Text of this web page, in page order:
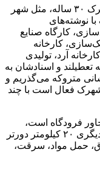
وارد شهرک صنعتی ایرانشهر می‌شویم؛ شهرک ۳۰ ساله، مثل شهر
نوشته‌های
کارگاه صنایع
کارخانه
آرد، تولیدی
تعطیلند و اسنادشان به
متروکه می‌گذریم و
فعال است با چند
مجاور فرودگاه است،
زندان مرکزی که داخل شهر است و زندان دیگری ۲۰ کیلومتر دورتر
حمل مواد، سرقت،